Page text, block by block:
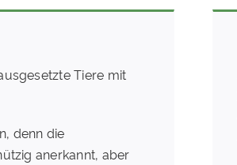
Tiere mit
denn die
anerkannt, aber